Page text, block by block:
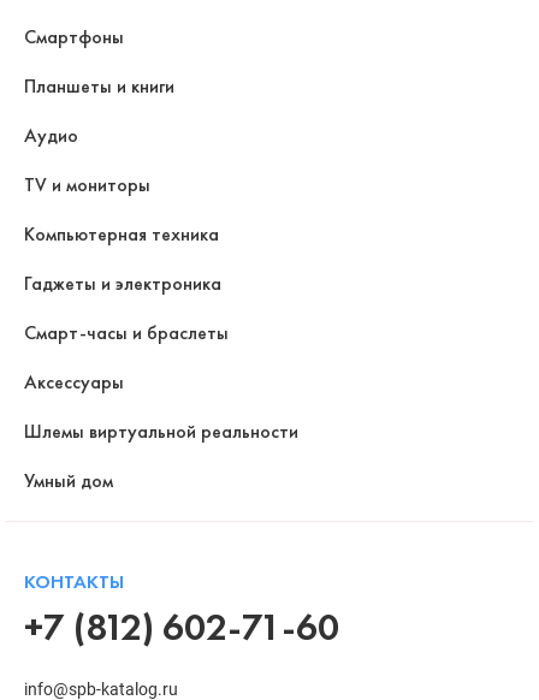
Смартфоны
Планшеты и книги
Аудио
TV и мониторы
Компьютерная техника
Гаджеты и электроника
Смарт-часы и браслеты
Аксессуары
Шлемы виртуальной реальности
Умный дом
КОНТАКТЫ
+7 (812) 602-71-60
info@spb-katalog.ru